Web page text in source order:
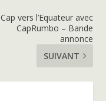
Cap vers l’Equateur avec
CapRumbo – Bande
annonce
SUIVANT